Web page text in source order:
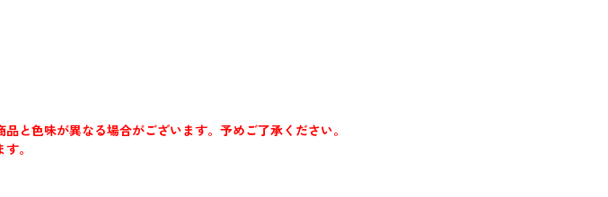
と色味が異なる場合がございます。予めご了承ください。
。